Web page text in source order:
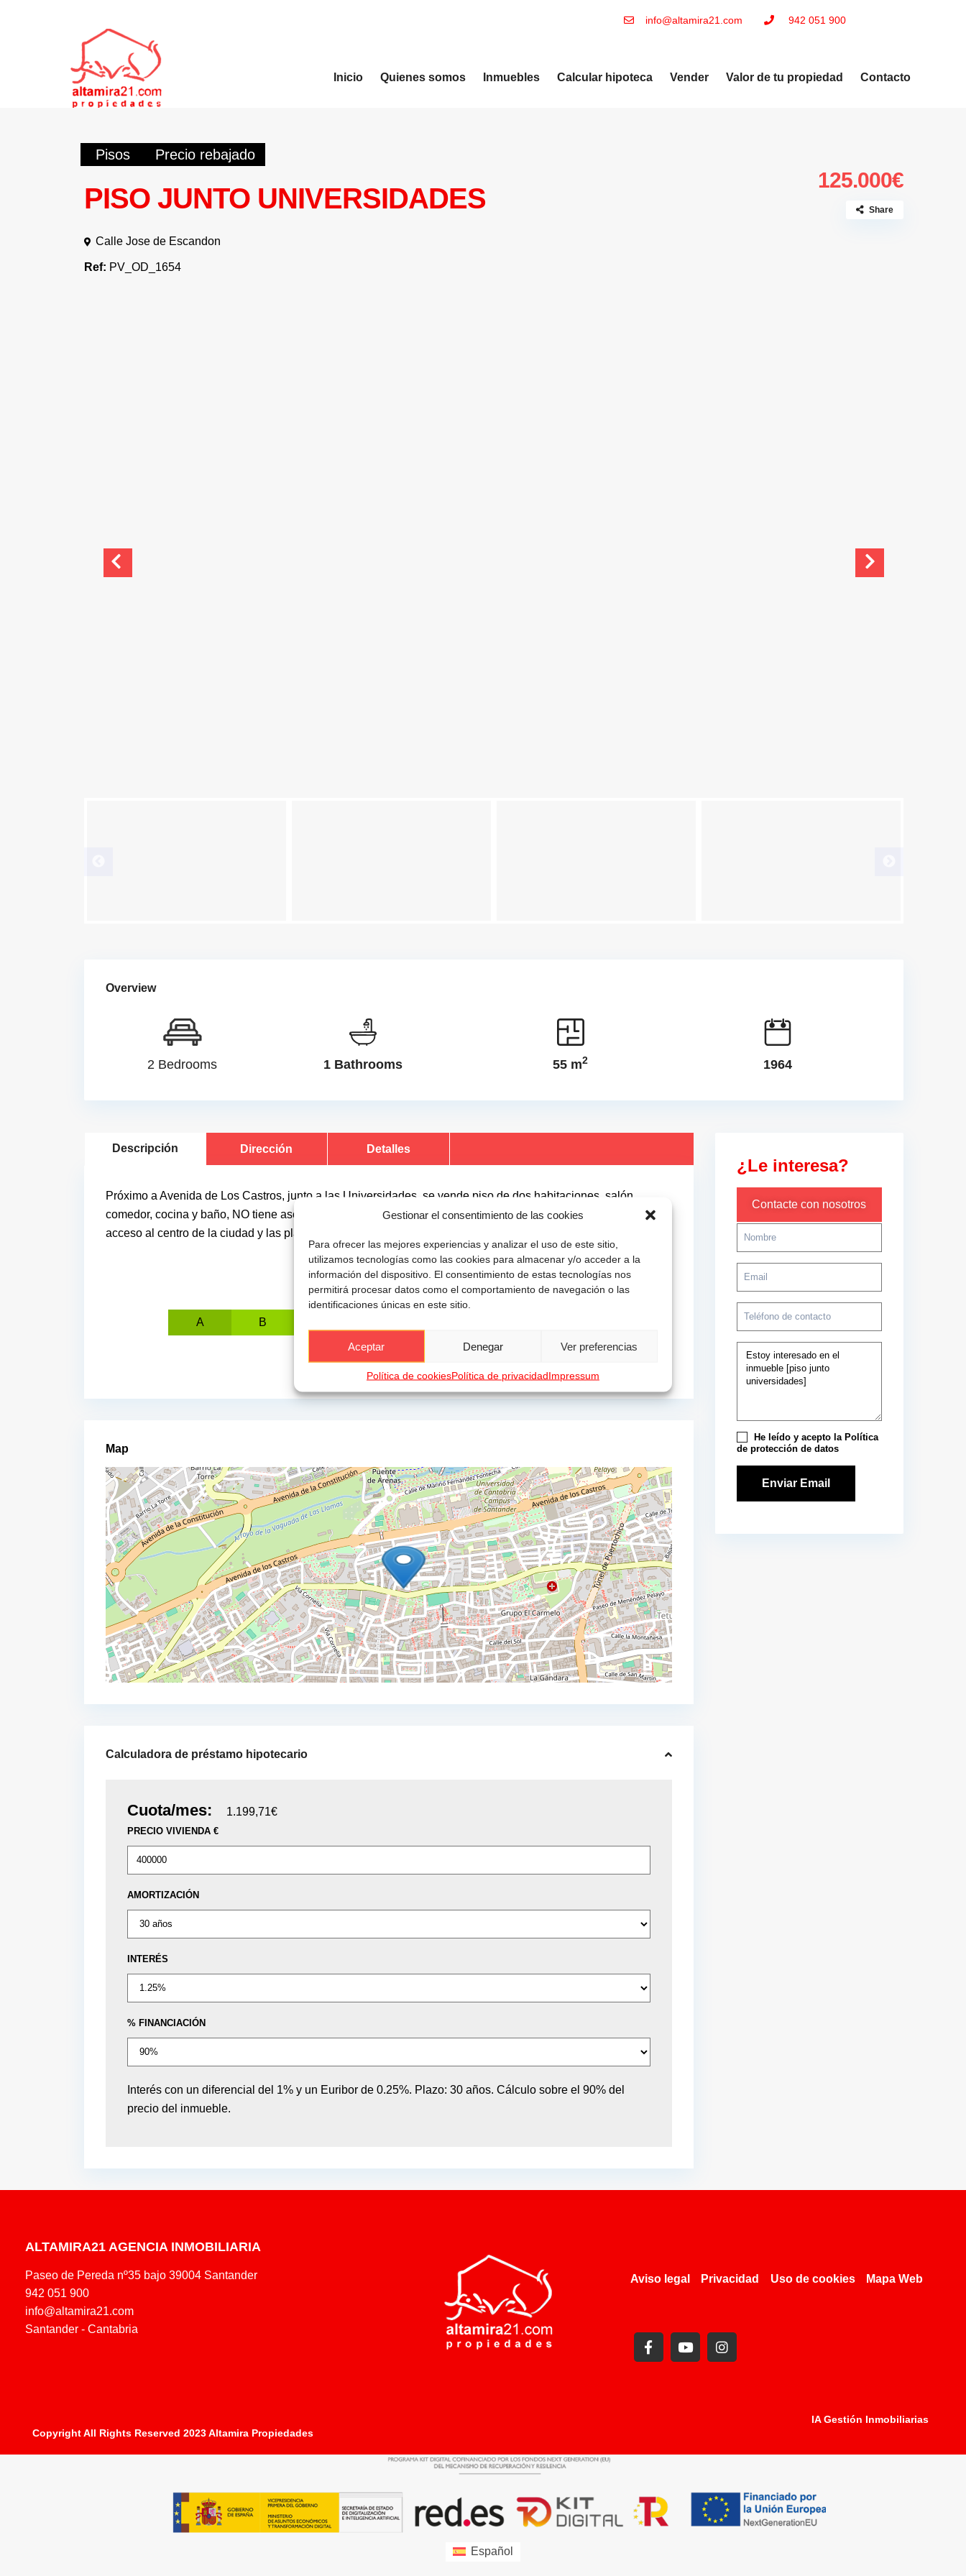
Gestionar el consentimiento de las cookies
Para ofrecer las mejores experiencias y analizar el uso de este sitio,
utilizamos tecnologías como las cookies para almacenar y/o acceder a la
información del dispositivo. El consentimiento de estas tecnologías nos
permitirá procesar datos como el comportamiento de navegación o las
identificaciones únicas en este sitio.
Aceptar Denegar Ver preferencias
Política de cookiesPolítica de privacidadImpressum
info@altamira21.com 942 051 900
Inicio Quienes somos Inmuebles Calcular hipoteca Vender Valor de tu propiedad Contacto
Pisos Precio rebajado
PISO JUNTO UNIVERSIDADES
125.000€
Calle Jose de Escandon
Ref: PV_OD_1654
Share
Overview
2 Bedrooms 1 Bathrooms 55 m2 1964
Descripción Dirección Detalles
Próximo a Avenida de Los Castros, junto a las Universidades, se vende piso de dos habitaciones, salón
comedor, cocina y baño, NO tiene ascensor, calefacción eléctrica, exterior, luminoso, zona tranquila y fácil
acceso al centro de la ciudad y las playas, bien comunicado.
kWh/m²a | Certificado Energético F
A B
kWh/m²a | Certificado de Emisiones F
Map
Calculadora de préstamo hipotecario
Cuota/mes: 1.199,71€
PRECIO VIVIENDA €
AMORTIZACIÓN
INTERÉS
% FINANCIACIÓN
Interés con un diferencial del 1% y un Euribor de 0.25%. Plazo: 30 años. Cálculo sobre el 90% del
precio del inmueble.
¿Le interesa?
Contacte con nosotros
He leído y acepto la Política
de protección de datos
ALTAMIRA21 AGENCIA INMOBILIARIA
Paseo de Pereda nº35 bajo 39004 Santander
942 051 900
info@altamira21.com
Santander - Cantabria
Aviso legal Privacidad Uso de cookies Mapa Web
Copyright All Rights Reserved 2023 Altamira Propiedades
IA Gestión Inmobiliarias
Español